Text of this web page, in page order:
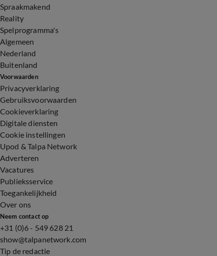
Spraakmakend
Reality
Spelprogramma's
Algemeen
Nederland
Buitenland
Voorwaarden
Privacyverklaring
Gebruiksvoorwaarden
Cookieverklaring
Digitale diensten
Cookie instellingen
Upod & Talpa Network
Adverteren
Vacatures
Publieksservice
Toegankelijkheid
Over ons
Neem contact op
+31 (0)6 - 549 628 21
show@talpanetwork.com
Tip de redactie